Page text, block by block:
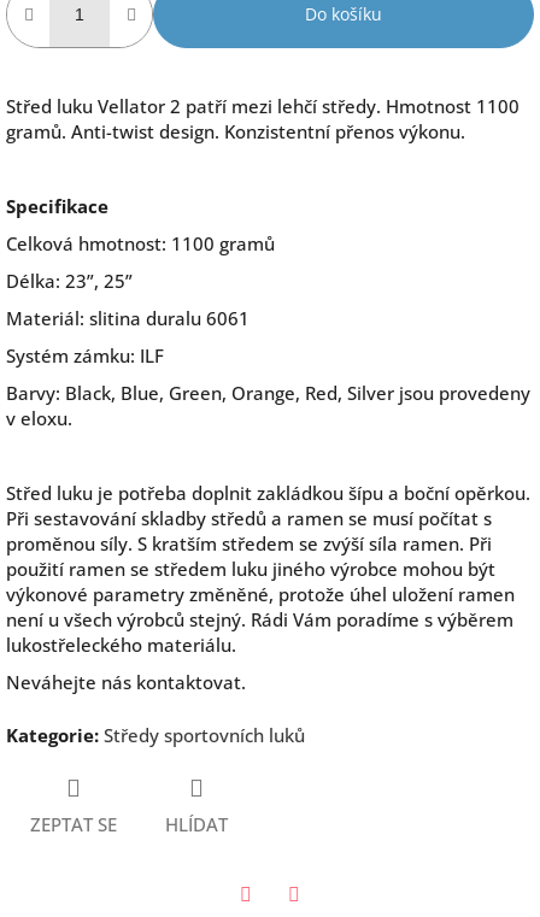
Do košíku
Střed luku Vellator 2 patří mezi lehčí středy. Hmotnost 1100
gramů. Anti-twist design. Konzistentní přenos výkonu.
Specifikace
Celková hmotnost: 1100 gramů
Délka: 23”, 25”
Materiál: slitina duralu 6061
Systém zámku: ILF
Barvy: Black, Blue, Green, Orange, Red, Silver jsou provedeny
v eloxu.
Střed luku je potřeba doplnit zakládkou šípu a boční opěrkou.
Při sestavování skladby středů a ramen se musí počítat s
proměnou síly. S kratším středem se zvýší síla ramen. Při
použití ramen se středem luku jiného výrobce mohou být
výkonové parametry změněné, protože úhel uložení ramen
není u všech výrobců stejný. Rádi Vám poradíme s výběrem
lukostřeleckého materiálu.
Neváhejte nás kontaktovat.
Kategorie: Středy sportovních luků
ZEPTAT SE HLÍDAT